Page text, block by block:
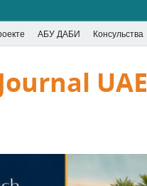
АБУ ДАБИ Консульства
UAE